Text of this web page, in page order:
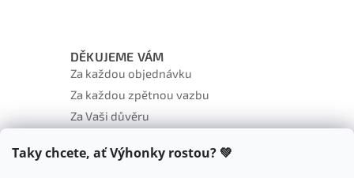
Taky chcete, ať Výhonky rostou? 💚
DĚKUJEME VÁM
Za každou objednávku
Za každou zpětnou vazbu
Za Vaši důvěru
Za to, že jste s námi♥